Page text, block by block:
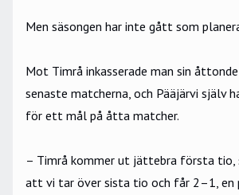
Men säsongen har inte gått som
Mot Timrå inkasserade man sin
senaste matcherna, och Pääjärvi själv
för ett mål på åtta matcher.
– Timrå kommer ut jättebra första tio,
att vi tar över sista tio och får 2–1, en